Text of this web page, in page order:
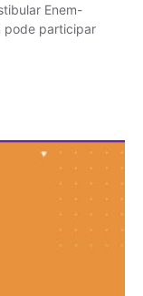
Enem-
pode participar